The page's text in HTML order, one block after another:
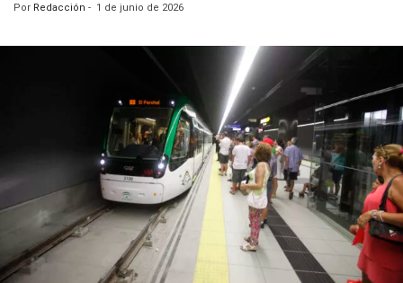
Por Redacción - 1 de junio de 2026